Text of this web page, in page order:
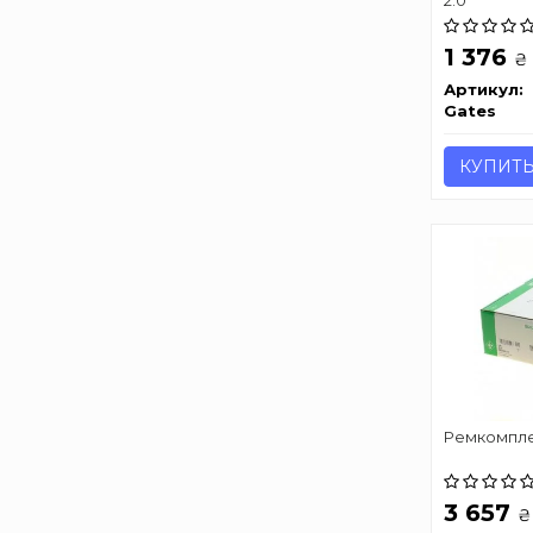
1 376 ₴
Артикул:
Gates
3 657 ₴